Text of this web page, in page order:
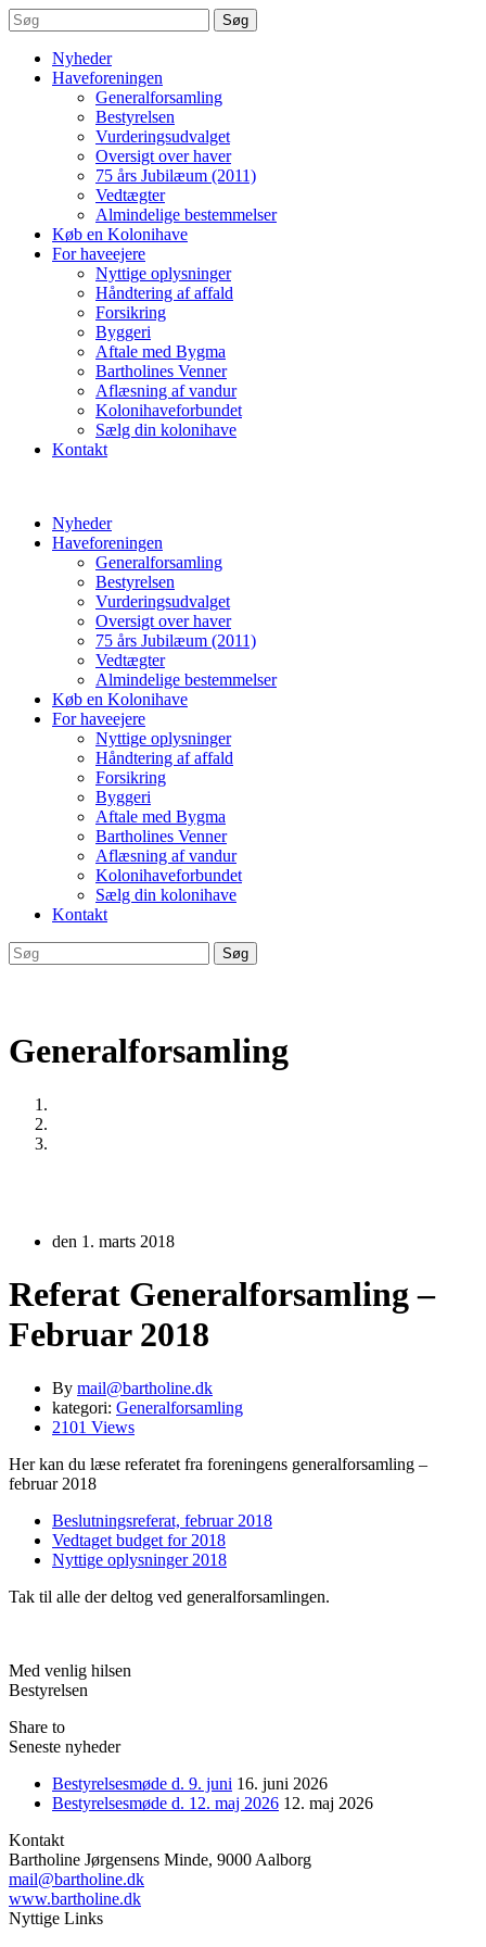
Søg
Nyheder
Haveforeningen
Generalforsamling
Bestyrelsen
Vurderingsudvalget
Oversigt over haver
75 års Jubilæum (2011)
Vedtægter
Almindelige bestemmelser
Køb en Kolonihave
For haveejere
Nyttige oplysninger
Håndtering af affald
Forsikring
Byggeri
Aftale med Bygma
Bartholines Venner
Aflæsning af vandur
Kolonihaveforbundet
Sælg din kolonihave
Kontakt
Nyheder
Haveforeningen
Generalforsamling
Bestyrelsen
Vurderingsudvalget
Oversigt over haver
75 års Jubilæum (2011)
Vedtægter
Almindelige bestemmelser
Køb en Kolonihave
For haveejere
Nyttige oplysninger
Håndtering af affald
Forsikring
Byggeri
Aftale med Bygma
Bartholines Venner
Aflæsning af vandur
Kolonihaveforbundet
Sælg din kolonihave
Kontakt
Søg
Generalforsamling
den 1. marts 2018
Referat Generalforsamling –
Februar 2018
By mail@bartholine.dk
kategori: Generalforsamling
2101 Views
Her kan du læse referatet fra foreningens generalforsamling –
februar 2018
Beslutningsreferat, februar 2018
Vedtaget budget for 2018
Nyttige oplysninger 2018
Tak til alle der deltog ved generalforsamlingen.
Med venlig hilsen
Bestyrelsen
Share to
Seneste nyheder
Bestyrelsesmøde d. 9. juni 16. juni 2026
Bestyrelsesmøde d. 12. maj 2026 12. maj 2026
Kontakt
Bartholine Jørgensens Minde, 9000 Aalborg
mail@bartholine.dk
www.bartholine.dk
Nyttige Links